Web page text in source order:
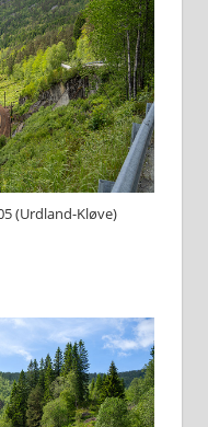
(Urdland-Kløve)